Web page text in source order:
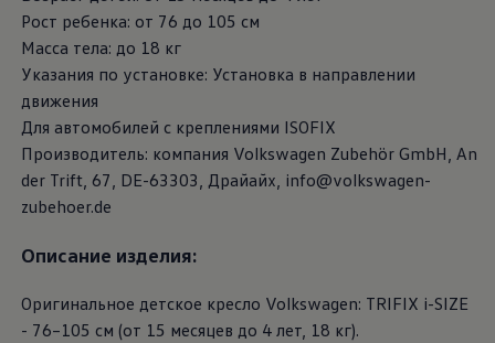
Рост ребенка: от 76 до 105 см
Масса тела: до 18 кг
Указания по установке: Установка в направлении
движения
Для автомобилей с креплениями ISOFIX
Производитель: компания Volkswagen Zubehör GmbH, An
der Trift, 67, DE-63303, Драйайх, info@volkswagen-
zubehoer.de
Описание изделия:
Оригинальное детское кресло Volkswagen: TRIFIX i-SIZE
- 76–105 см (от 15 месяцев до 4 лет, 18 кг).